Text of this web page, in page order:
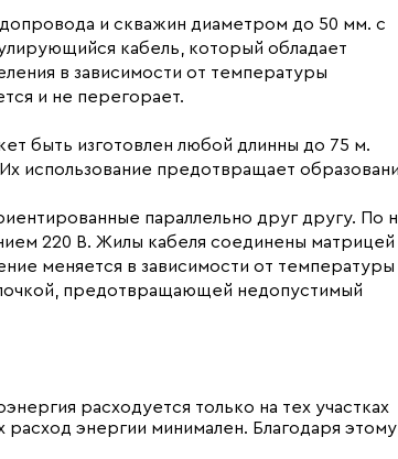
и скважин диаметром до 50 мм. с
кабель, который обладает
в зависимости от температуры
и не перегорает.
быть изготовлен любой длинны до 75 м.
использование предотвращает
параллельно друг другу. По
220 В. Жилы кабеля соединены матрицей
меняется в зависимости от температуры
предотвращающей недопустимый
расходуется только на тех участках
энергии минимален. Благодаря этому